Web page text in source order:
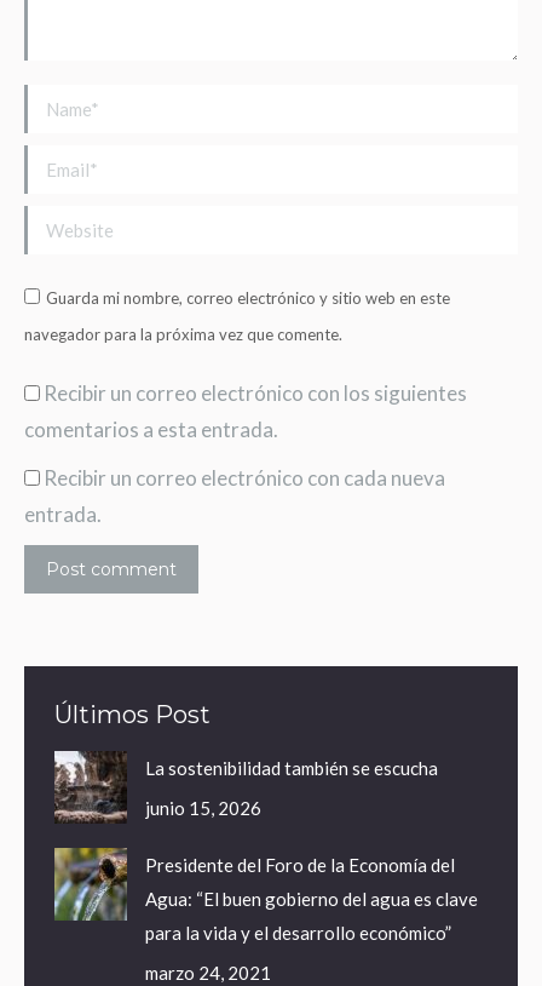
Name *
Email *
Website
Guarda mi nombre, correo electrónico y sitio web en este
navegador para la próxima vez que comente.
Recibir un correo electrónico con los siguientes
comentarios a esta entrada.
Recibir un correo electrónico con cada nueva
entrada.
Post comment
Últimos Post
La sostenibilidad también se escucha
junio 15, 2026
Presidente del Foro de la Economía del
Agua: “El buen gobierno del agua es clave
para la vida y el desarrollo económico”
marzo 24, 2021